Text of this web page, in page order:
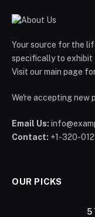
Your source for the
specifically to exhibit
Visit our main page
We're accepting new
Email Us:
Contact: +1-320-
OUR PICKS
5